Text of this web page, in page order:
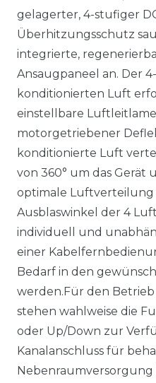
gelagerter, 4-stufiger
Überhitzungsschutz
integrierte,
Ansaugpaneel an. Der
konditionierten Luft
einstellbare
motorgetriebener
konditionierte Luft
von 360° um das Gerät
optimale Luftverteilung
Ausblaswinkel der 4
individuell und
einer
Bedarf in den
werden.Für den
stehen wahlweise die
oder Up/Down zur
Kanalanschluss für
Nebenraumversorgung